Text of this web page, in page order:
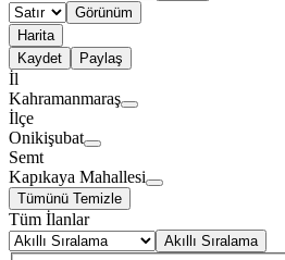
Görünüm
Harita
Kaydet
Paylaş
İl
Kahramanmaraş
İlçe
Onikişubat
Semt
Kapıkaya Mahallesi
Tümünü Temizle
Tüm İlanlar
Akıllı Sıralama